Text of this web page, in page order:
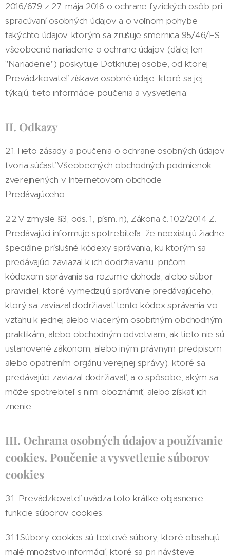
2016/679 z 27. mája 2016 o ochrane fyzických osôb pri
spracúvaní osobných údajov a o voľnom pohybe
takýchto údajov, ktorým sa zrušuje smernica 95/46/ES
všeobecné nariadenie o ochrane údajov. (ďalej len
"Nariadenie") poskytuje Dotknutej osobe, od ktorej
Prevádzkovateľ získava osobné údaje, ktoré sa jej
týkajú, tieto informácie poučenia a vysvetlenia:
II. Odkazy
2.1.Tieto zásady a poučenia o ochrane osobných údajov
tvoria súčasť Všeobecných obchodných podmienok
zverejnených v Internetovom obchode
Predávajúceho.
2.2.V zmysle §3, ods. 1, písm. n), Zákona č. 102/2014 Z.
Predávajúci informuje spotrebiteľa, že neexistujú žiadne
špeciálne príslušné kódexy správania, ku ktorým sa
predávajúci zaviazal k ich dodržiavaniu, pričom
kódexom správania sa rozumie dohoda, alebo súbor
pravidiel, ktoré vymedzujú správanie predávajúceho,
ktorý sa zaviazal dodržiavať tento kódex správania vo
vzťahu k jednej alebo viacerým osobitným obchodným
praktikám, alebo obchodným odvetviam, ak tieto nie sú
ustanovené zákonom, alebo iným právnym predpisom
alebo opatrením orgánu verejnej správy), ktoré sa
predávajúci zaviazal dodržiavať, a o spôsobe, akým sa
môže spotrebiteľ s nimi oboznámiť, alebo získať ich
znenie.
III. Ochrana osobných údajov a používanie
cookies. Poučenie a vysvetlenie súborov
cookies
3.1. Prevádzkovateľ uvádza toto krátke objasnenie
funkcie súborov cookies:
3.1.1.Súbory cookies sú textové súbory, ktoré obsahujú
malé množstvo informácií, ktoré sa pri návšteve